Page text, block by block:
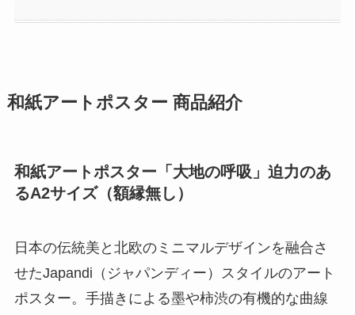
和紙アートポスター 商品紹介
和紙アートポスター「大地の呼吸」迫力のあ
るA2サイズ（額縁無し）
日本の伝統美と北欧のミニマルデザインを融合さ
せたJapandi（ジャパンディー）スタイルのアート
ポスター。手描きによる墨や柿渋の有機的な曲線